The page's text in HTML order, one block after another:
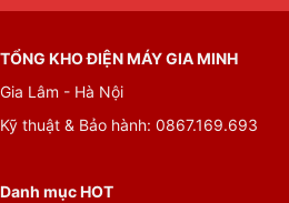
TỔNG KHO ĐIỆN MÁY GIA MINH
Gia Lâm - Hà Nội
Kỹ thuật & Bảo hành: 0867.169.693
Danh mục HOT